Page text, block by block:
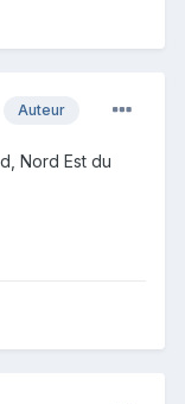
Auteur
Nord Est du